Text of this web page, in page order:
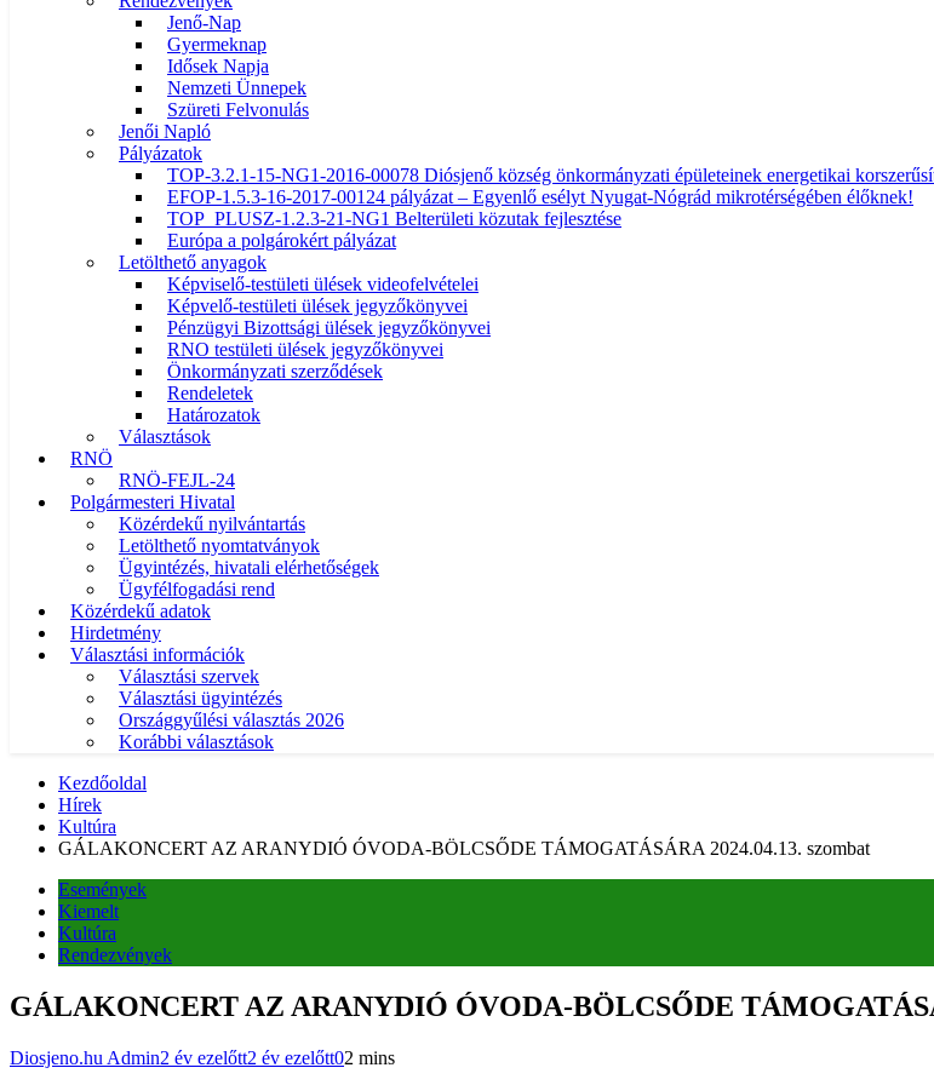
Jenő-Nap
Gyermeknap
Idősek Napja
Nemzeti Ünnepek
Szüreti Felvonulás
Jenői Napló
Pályázatok
TOP-3.2.1-15-NG1-2016-00078 Diósjenő község önkormányzati épületeinek energetikai
EFOP-1.5.3-16-2017-00124 pályázat – Egyenlő esélyt Nyugat-Nógrád mikrotérségében élőknek!
TOP_PLUSZ-1.2.3-21-NG1 Belterületi közutak fejlesztése
Európa a polgárokért pályázat
Letölthető anyagok
Képviselő-testületi ülések videofelvételei
Képvelő-testületi ülések jegyzőkönyvei
Pénzügyi Bizottsági ülések jegyzőkönyvei
RNO testületi ülések jegyzőkönyvei
Önkormányzati szerződések
Rendeletek
Határozatok
Választások
RNÖ
RNÖ-FEJL-24
Polgármesteri Hivatal
Közérdekű nyilvántartás
Letölthető nyomtatványok
Ügyintézés, hivatali elérhetőségek
Ügyfélfogadási rend
Közérdekű adatok
Hirdetmény
Választási információk
Választási szervek
Választási ügyintézés
Országgyűlési választás 2026
Korábbi választások
Kezdőoldal
Hírek
Kultúra
GÁLAKONCERT AZ ARANYDIÓ ÓVODA-BÖLCSŐDE TÁMOGATÁSÁRA 2024.04.13. szombat
Események
Kiemelt
Kultúra
Rendezvények
GÁLAKONCERT AZ ARANYDIÓ ÓVODA-BÖLCSŐDE
Diosjeno.hu Admin2 év ezelőtt2 év ezelőtt02 mins